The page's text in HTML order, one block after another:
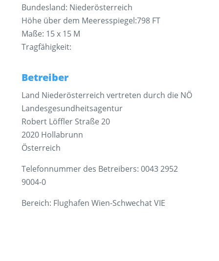
Bundesland: Niederösterreich
Höhe über dem Meeresspiegel:798 FT
Maße: 15 x 15 M
Tragfähigkeit:
Betreiber
Land Niederösterreich vertreten durch die NÖ
Landesgesundheitsagentur
Robert Löffler Straße 20
2020 Hollabrunn
Österreich
Telefonnummer des Betreibers: 0043 2952
9004-0
Bereich: Flughafen Wien-Schwechat VIE